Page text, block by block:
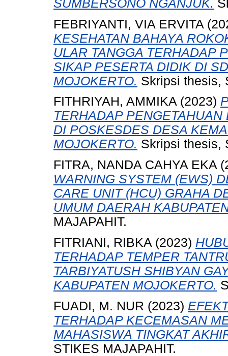
SUMBERSONO NGANJUK.
FEBRIYANTI, VIA ERVITA
KESEHATAN BAHAYA
ULAR TANGGA TERHADAP
SIKAP PESERTA DIDIK DI
MOJOKERTO. Skripsi thesis,
FITHRIYAH, AMMIKA (2023)
TERHADAP
DI POSKESDES DESA
MOJOKERTO. Skripsi thesis,
FITRA, NANDA CAHYA EKA
WARNING SYSTEM (EWS)
CARE UNIT (HCU) GRAHA
UMUM DAERAH
MAJAPAHIT.
FITRIANI, RIBKA (2023)
TERHADAP TEMPER
TARBIYATUSH SHIBYAN
KABUPATEN MOJOKERTO.
FUADI, M. NUR (2023)
TERHADAP KECEMASAN
MAHASISWA TINGKAT
STIKES MAJAPAHIT.